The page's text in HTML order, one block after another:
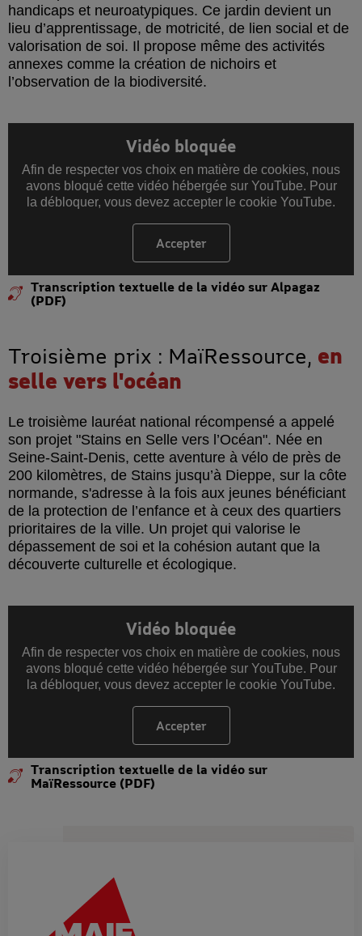
handicaps et neuroatypiques. Ce jardin devient un
lieu d’apprentissage, de motricité, de lien social et de
valorisation de soi. Il propose même des activités
annexes comme la création de nichoirs et
l’observation de la biodiversité.
Vidéo bloquée
Afin de respecter vos choix en matière de cookies, nous
avons bloqué cette vidéo hébergée sur YouTube. Pour
la débloquer, vous devez accepter le cookie YouTube.
Accepter
les cookies YouTube
Transcription textuelle de la vidéo sur Alpagaz
(PDF)
Troisième prix : MaïRessource, en
selle vers l'océan
Le troisième lauréat national récompensé a appelé
son projet "Stains en Selle vers l’Océan". Née en
Seine-Saint-Denis, cette aventure à vélo de près de
200 kilomètres, de Stains jusqu’à Dieppe, sur la côte
normande, s'adresse à la fois aux jeunes bénéficiant
de la protection de l’enfance et à ceux des quartiers
prioritaires de la ville. Un projet qui valorise le
dépassement de soi et la cohésion autant que la
découverte culturelle et écologique.
Vidéo bloquée
Afin de respecter vos choix en matière de cookies, nous
avons bloqué cette vidéo hébergée sur YouTube. Pour
la débloquer, vous devez accepter le cookie YouTube.
Accepter
les cookies YouTube
Transcription textuelle de la vidéo sur
MaïRessource (PDF)